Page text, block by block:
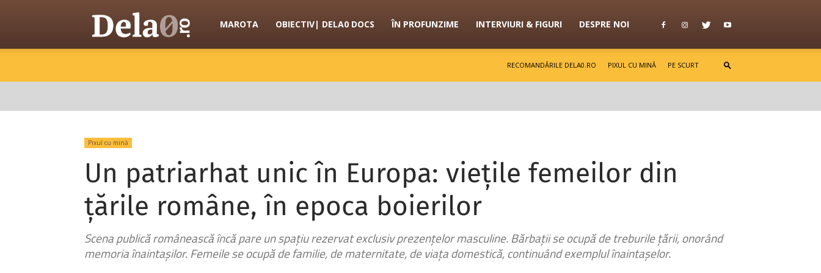
Dela0
MAROTA OBIECTIV| DELA0 DOCS ÎN PROFUNZIME INTERVIURI & FIGURI DESPRE NOI
RECOMANDĂRILE DELA0.RO PIXUL CU MINĂ PE SCURT
Pixul cu mină
Un patriarhat unic în Europa: viețile femeilor din
țările române, în epoca boierilor
Scena publică românească încă pare un spațiu rezervat exclusiv prezențelor masculine. Bărbații se ocupă de treburile țării, onorând
memoria înaintașilor. Femeile se ocupă de familie, de maternitate, de viața domestică, continuând exemplul înaintașelor.